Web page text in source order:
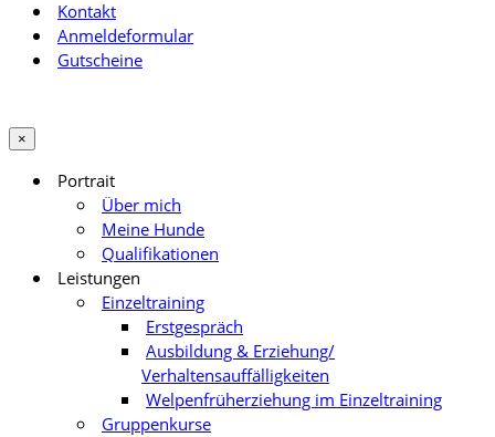
Kontakt
Anmeldeformular
Gutscheine
×
Portrait
Über mich
Meine Hunde
Qualifikationen
Leistungen
Einzeltraining
Erstgespräch
Ausbildung & Erziehung/
Verhaltensauffälligkeiten
Welpenfrüherziehung im Einzeltraining
Gruppenkurse